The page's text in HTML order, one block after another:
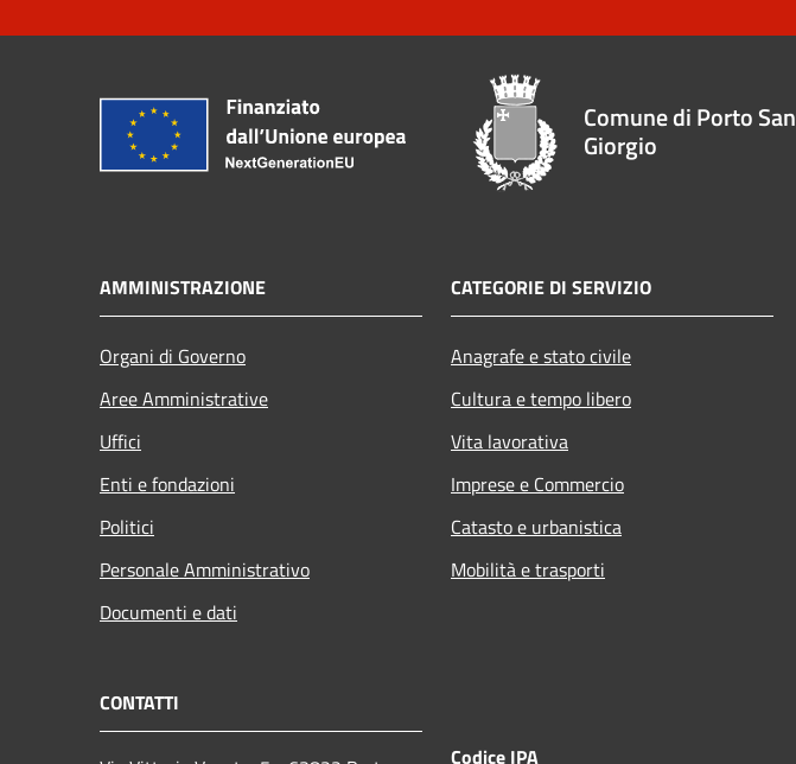
Comune di Porto San
Giorgio
AMMINISTRAZIONE
Organi di Governo
Aree Amministrative
Uffici
Enti e fondazioni
Politici
Personale Amministrativo
Documenti e dati
CATEGORIE DI SERVIZIO
Anagrafe e stato civile
Cultura e tempo libero
Vita lavorativa
Imprese e Commercio
Catasto e urbanistica
Mobilità e trasporti
CONTATTI
Codice IPA